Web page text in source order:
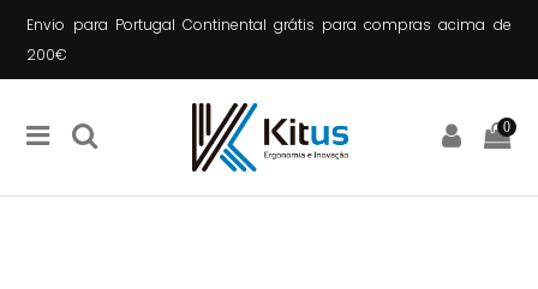
Envio para Portugal Continental grátis para compras acima de
200€
0